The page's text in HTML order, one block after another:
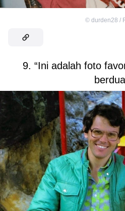
© durden28 /
9. “Ini adalah foto